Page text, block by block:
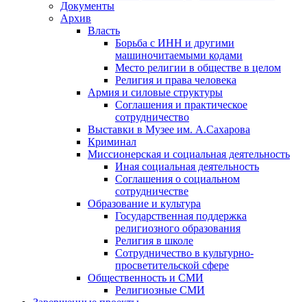
Документы
Архив
Власть
Борьба с ИНН и другими
машиночитаемыми кодами
Место религии в обществе в целом
Религия и права человека
Армия и силовые структуры
Соглашения и практическое
сотрудничество
Выставки в Музее им. А.Сахарова
Криминал
Миссионерская и социальная деятельность
Иная социальная деятельность
Соглашения о социальном
сотрудничестве
Образование и культура
Государственная поддержка
религиозного образования
Религия в школе
Сотрудничество в культурно-
просветительской сфере
Общественность и СМИ
Религиозные СМИ